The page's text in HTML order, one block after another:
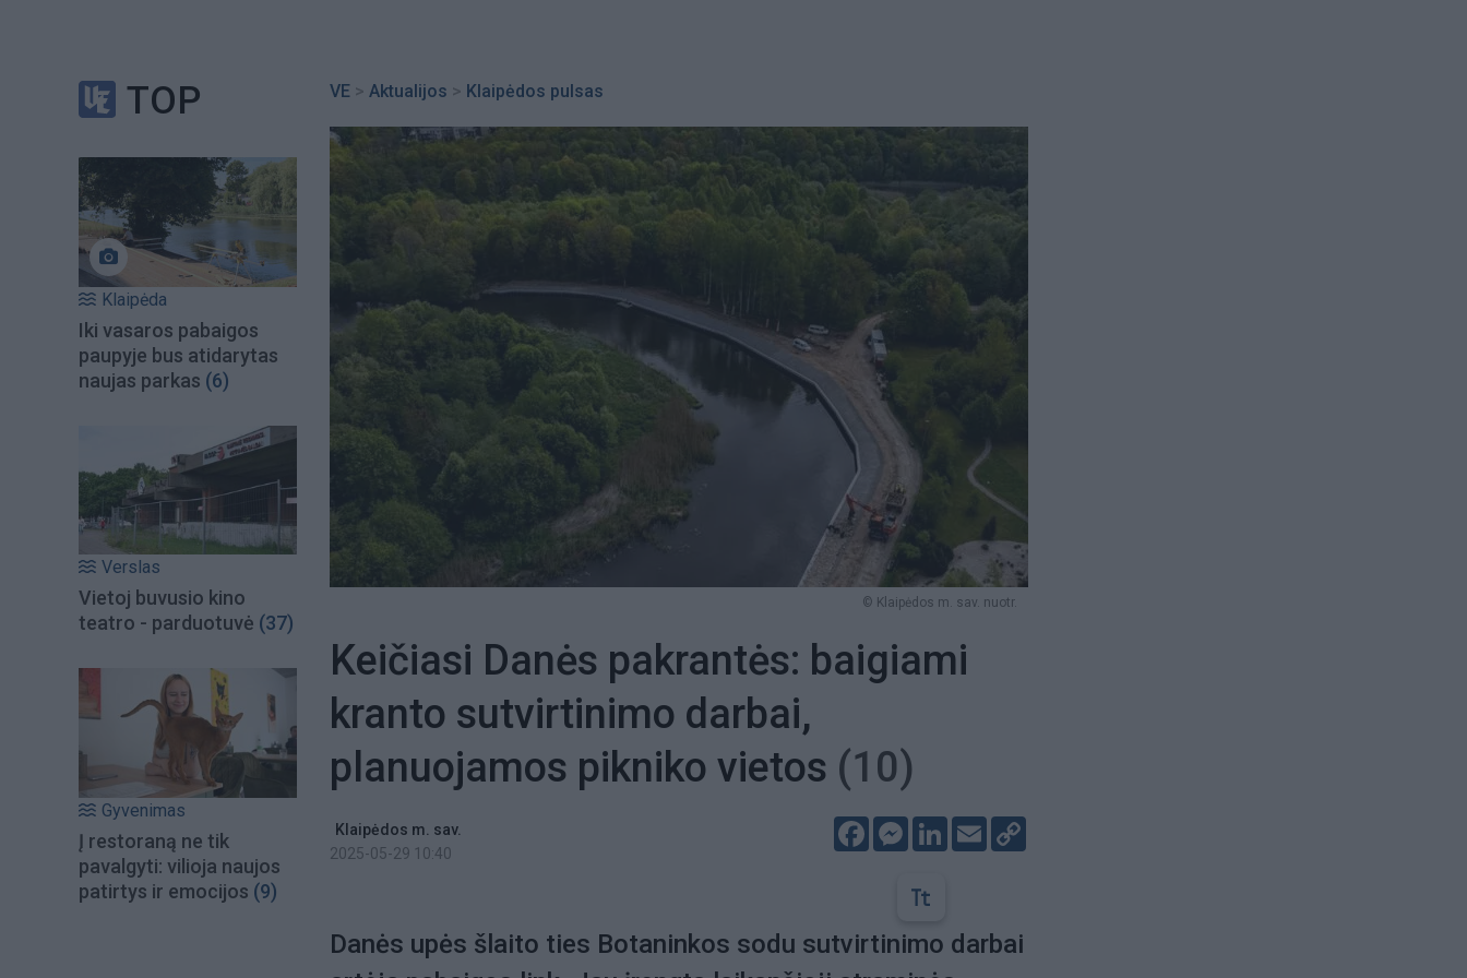
TOP
Klaipėda
Iki vasaros pabaigos
paupyje bus atidarytas
naujas parkas (6)
Verslas
Vietoj buvusio kino
teatro - parduotuvė (37)
Gyvenimas
Į restoraną ne tik
pavalgyti: vilioja naujos
patirtys ir emocijos (9)
VE > Aktualijos > Klaipėdos pulsas
© Klaipėdos m. sav. nuotr.
Keičiasi Danės pakrantės: baigiami
kranto sutvirtinimo darbai,
planuojamos pikniko vietos (10)
Klaipėdos m. sav.
2025-05-29 10:40
FacebookMessenger
LinkedIn
Email
Danės upės šlaito ties Botaninkos sodu sutvirtinimo darbai